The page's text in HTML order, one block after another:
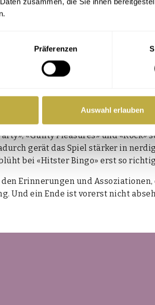
Präferenzen
Auswahl erlauben
gewinnt © Surf-Guard / flickr
Spiels bis heu­te wächst, hat
«Guil­ty Plea­su­res» und
gerät das Spiel stär­ker in
bei «Hits­ter Bin­go» erst so
Erin­ne­run­gen und
Und ein Ende ist vor­erst nicht